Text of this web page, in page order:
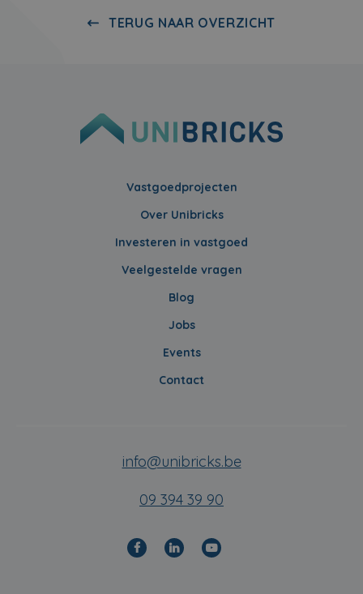
TERUG NAAR OVERZICHT
Vastgoedprojecten
Over Unibricks
Investeren in vastgoed
Veelgestelde vragen
Blog
Jobs
Events
Contact
info@unibricks.be
09 394 39 90